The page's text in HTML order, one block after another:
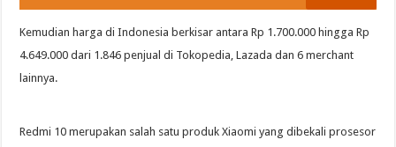
Kemudian harga di Indonesia berkisar antara Rp 1.700.000 hingga Rp
4.649.000 dari 1.846 penjual di Tokopedia, Lazada dan 6 merchant
lainnya.
Redmi 10 merupakan salah satu produk Xiaomi yang dibekali prosesor